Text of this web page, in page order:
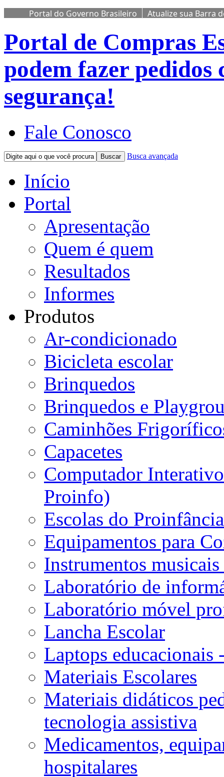
Portal do Governo Brasileiro Atualize sua Barra
Portal de Compras
podem fazer pedidos
segurança!
Fale Conosco
Buscar Busca avançada
Início
Portal
Apresentação
Quem é quem
Resultados
Informes
Produtos
Ar-condicionado
Bicicleta escolar
Brinquedos
Brinquedos e
Caminhões
Capacetes
Computador
Proinfo)
Escolas do
Equipamentos para
Instrumentos
Laboratório de
Laboratório móvel
Lancha Escolar
Laptops educacionais
Materiais Escolares
Materiais didáticos
tecnologia assistiva
Medicamentos,
hospitalares